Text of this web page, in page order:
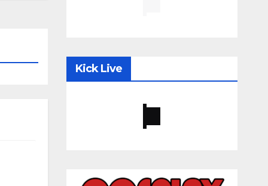
Kick Live